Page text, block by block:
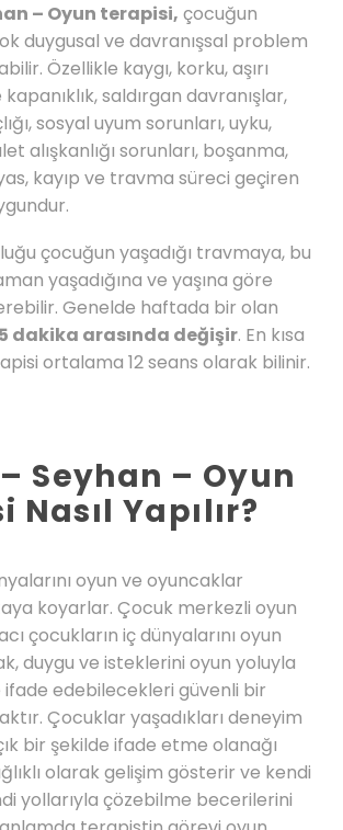
– Oyun terapisi, çocuğun
duygusal ve davranışsal problem
Özellikle kaygı, korku, aşırı
saldırgan davranışlar,
sosyal uyum sorunları, uyku,
alışkanlığı sorunları, boşanma,
kayıp ve travma süreci geçiren
çocuğun yaşadığı travmaya, bu
yaşadığına ve yaşına göre
Genelde haftada bir olan
dakika arasında değişir. En kısa
ortalama 12 seans olarak bilinir.
Seyhan – Oyun
Nasıl Yapılır?
oyun ve oyuncaklar
koyarlar. Çocuk merkezli oyun
çocukların iç dünyalarını oyun
duygu ve isteklerini oyun yoluyla
ifade edebilecekleri güvenli bir
Çocuklar yaşadıkları deneyim
bir şekilde ifade etme olanağı
olarak gelişim gösterir ve kendi
yollarıyla çözebilme becerilerini